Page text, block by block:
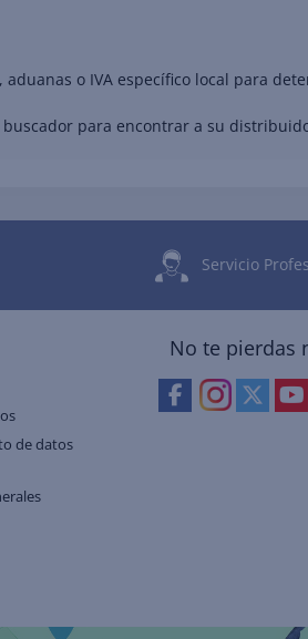
o IVA específico local para
para encontrar a su
Servicio
de datos
No te pierdas